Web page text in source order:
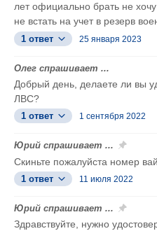
лет официально брать не
не встать на учет в резерв
1 ответ 25 января 2023
Олег спрашивает ...
Добрый день, делаете ли вы
ЛВС?
1 ответ 1 сентября 2022
Юрий спрашивает ...
Скиньте пожалуйста номер
1 ответ 11 июля 2022
Юрий спрашивает ...
Здравствуйте, нужно